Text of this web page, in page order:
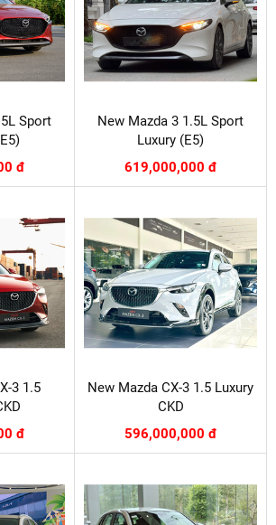
Sport
đ
New Mazda 3 1.5L Sport
Luxury (E5)
619,000,000 đ
3 1.5
đ
New Mazda CX-3 1.5 Luxury
CKD
596,000,000 đ